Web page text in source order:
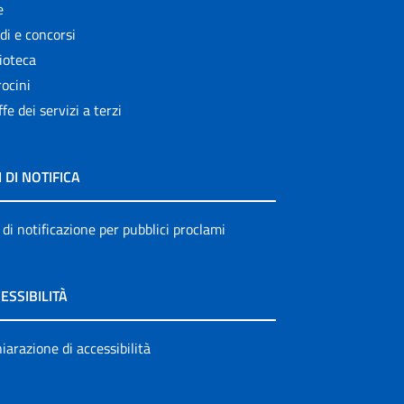
e concorsi
dei servizi a terzi
DI NOTIFICA
notificazione per pubblici proclami
di accessibilità